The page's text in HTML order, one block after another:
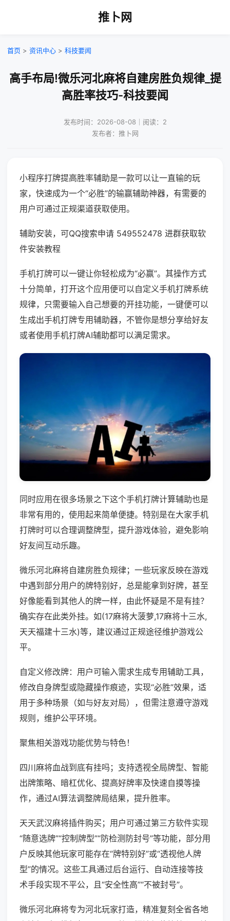
推卜网
首页 > 资讯中心 > 科技要闻
高手布局!微乐河北麻将自建房胜负规律_提
高胜率技巧-科技要闻
发布时间：2026-08-08｜阅读：2
发布者：推卜网
小程序打牌提高胜率辅助是一款可以让一直输的玩
家，快速成为一个“必胜”的输赢辅助神器，有需要的
用户可通过正规渠道获取使用。
辅助安装，可QQ搜索申请 549552478 进群获取软
件安装教程
手机打牌可以一键让你轻松成为“必赢”。其操作方式
十分简单，打开这个应用便可以自定义手机打牌系统
规律，只需要输入自己想要的开挂功能，一键便可以
生成出手机打牌专用辅助器，不管你是想分享给好友
或者使用手机打牌AI辅助都可以满足需求。
同时应用在很多场景之下这个手机打牌计算辅助也是
非常有用的，使用起来简单便捷。特别是在大家手机
打牌时可以合理调整牌型，提升游戏体验，避免影响
好友间互动乐趣。
微乐河北麻将自建房胜负规律；一些玩家反映在游戏
中遇到部分用户的牌特别好，总是能拿到好牌，甚至
好像能看到其他人的牌一样，由此怀疑是不是有挂？
确实存在此类外挂。如(17麻将大菠萝,17麻将十三水,
天天福建十三水)等，建议通过正规途径维护游戏公
平。
自定义修改牌：用户可输入需求生成专用辅助工具，
修改自身牌型或隐藏操作痕迹，实现“必胜”效果，适
用于多种场景（如与好友对局），但需注意遵守游戏
规则，维护公平环境。
聚焦相关游戏功能优势与特色！
四川麻将血战到底有挂吗；支持透视全局牌型、智能
出牌策略、暗杠优化、提高好牌率及快速自摸等操
作，通过AI算法调整牌局结果，提升胜率。
天天武汉麻将插件购买；用户可通过第三方软件实现
“随意选牌”“控制牌型”“防检测防封号”等功能，部分用
户反映其他玩家可能存在“牌特别好”或“透视他人牌
型”的情况。这些工具通过后台运行、自动连接等技
术手段实现不平公，且“安全性高”“不被封号”。
微乐河北麻将专为河北玩家打造，精准复刻全省各地